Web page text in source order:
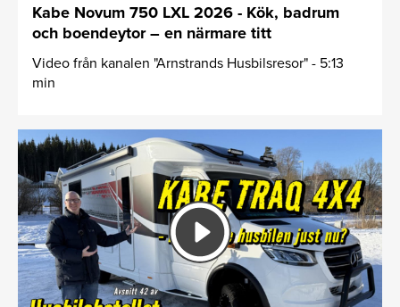
Kabe Novum 750 LXL 2026 - Kök, badrum
och boendeytor – en närmare titt
Video från kanalen "Arnstrands Husbilsresor" - 5:13
min